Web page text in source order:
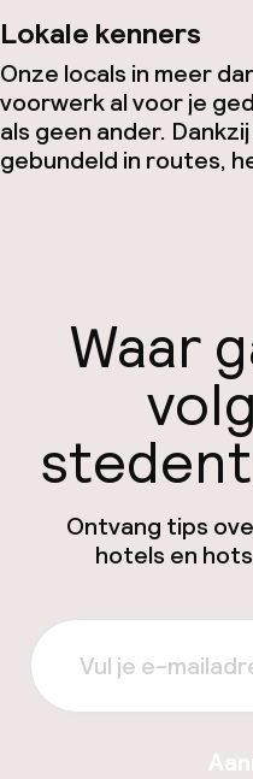
Lokale kenners
Onze locals in meer
voorwerk al voor je
als geen ander.
gebundeld in routes,
Waar
Ontvang tips
hotels en